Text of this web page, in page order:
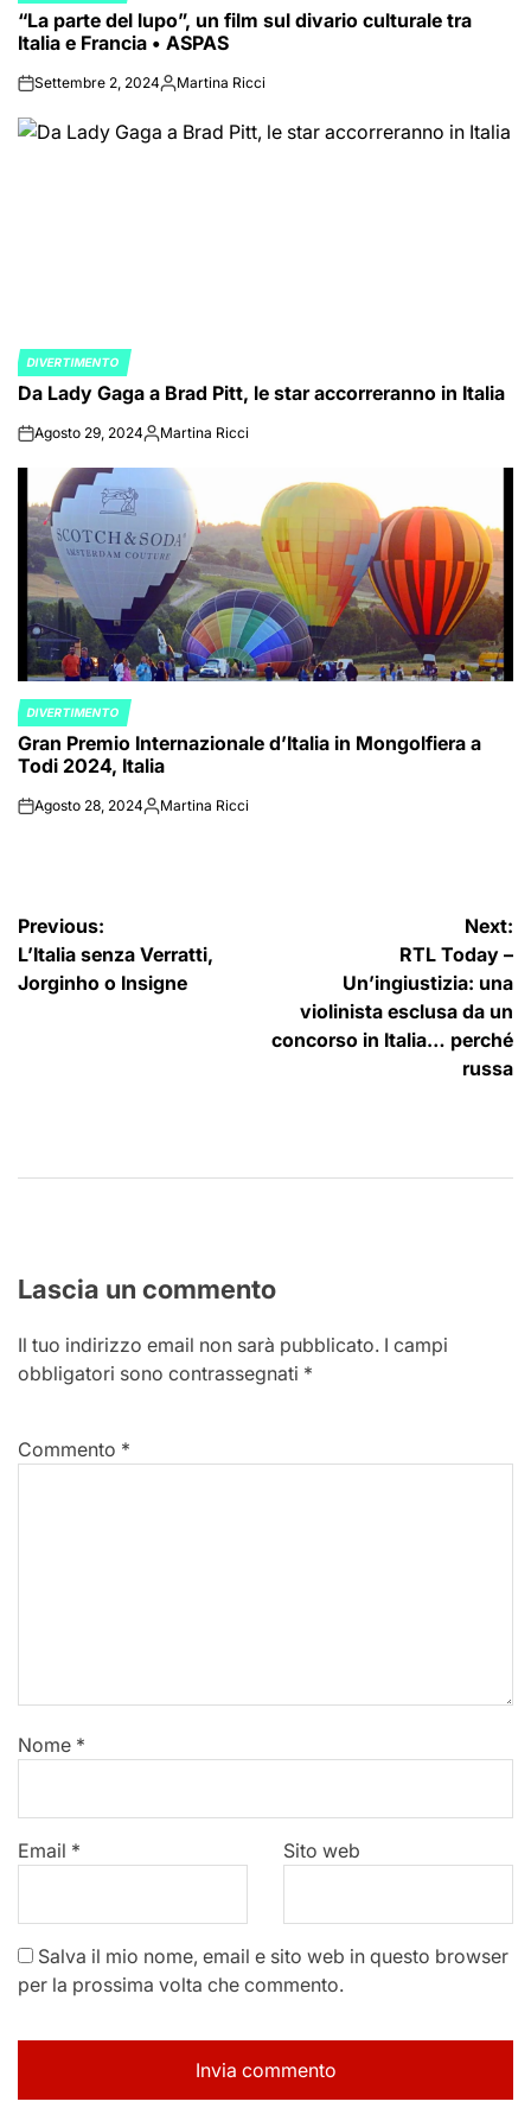
IN
“La parte del lupo”, un film sul divario culturale tra
Italia e Francia • ASPAS
onSettembre 2, 2024PostedMartina Ricci
POSTED
IN
DIVERTIMENTO
Da Lady Gaga a Brad Pitt, le star accorreranno in Italia
onAgosto 29, 2024PostedMartina Ricci
POSTED
IN
DIVERTIMENTO
Gran Premio Internazionale d’Italia in Mongolfiera a
Todi 2024, Italia
onAgosto 28, 2024PostedMartina Ricci
Navigazione
articoli
Previous:
L’Italia senza Verratti,
Jorginho o Insigne
Next:
RTL Today –
Un’ingiustizia: una
violinista esclusa da un
concorso in Italia… perché
russa
Lascia un commento
Il tuo indirizzo email non sarà pubblicato. I campi
obbligatori sono contrassegnati *
Commento *
Nome *
Email * Sito web
Salva il mio nome, email e sito web in questo browser
per la prossima volta che commento.